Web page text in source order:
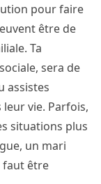
pour faire
être de
Ta
sera de
assistes
vie. Parfois,
situations plus
un mari
faut être